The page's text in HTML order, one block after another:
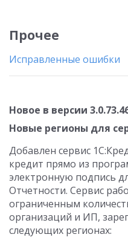
Прочее
Исправленные ошибки
Новое в версии
Новые регионы для
Добавлен сервис
кредит прямо из
электронную подпись
Отчетности. Сервис
ограниченным
организаций и ИП,
следующих регионах: